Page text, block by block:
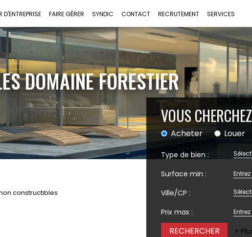
D'ENTREPRISE FAIRE GÉRER SYNDIC CONTACT RECRUTEMENT SERVICES
DOMAINE FORESTIER
VOUS
Acheter Louer
Type de bien :
Surface min :
Ville/CP :
Prix max :
+
constructibles